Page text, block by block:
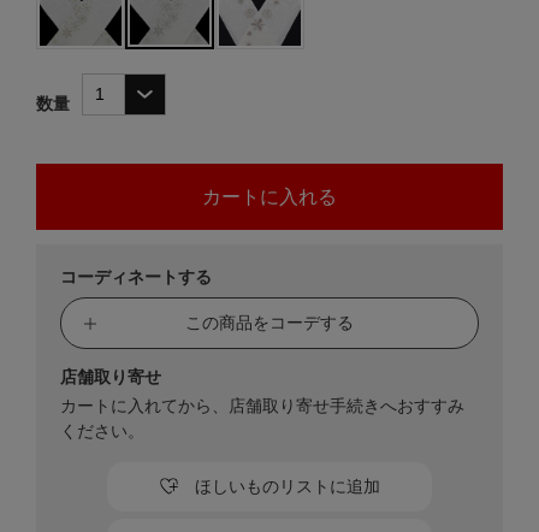
数量
コーディネートする
この商品をコーデする
ほしいものリストに追加
店舗取り寄せ
カートに入れてから、店舗取り寄せ手続きへおすすみ
ください。